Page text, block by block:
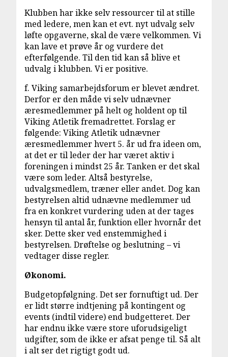
Klubben har ikke selv ressourcer til at stille
med ledere, men kan et evt. nyt udvalg selv
løfte opgaverne, skal de være velkommen. Vi
kan lave et prøve år og vurdere det
efterfølgende. Til den tid kan så blive et
udvalg i klubben. Vi er positive.
f. Viking samarbejdsforum er blevet ændret.
Derfor er den måde vi selv udnævner
æresmedlemmer på helt og holdent op til
Viking Atletik fremadrettet. Forslag er
følgende: Viking Atletik udnævner
æresmedlemmer hvert 5. år ud fra ideen om,
at det er til leder der har været aktiv i
foreningen i mindst 25 år. Tanken er det skal
være som leder. Altså bestyrelse,
udvalgsmedlem, træner eller andet. Dog kan
bestyrelsen altid udnævne medlemmer ud
fra en konkret vurdering uden at der tages
hensyn til antal år, funktion eller hvornår det
sker. Dette sker ved enstemmighed i
bestyrelsen. Drøftelse og beslutning – vi
vedtager disse regler.
Økonomi.
Budgetopfølgning. Det ser fornuftigt ud. Der
er lidt større indtjening på kontingent og
events (indtil videre) end budgetteret. Der
har endnu ikke være store uforudsigeligt
udgifter, som de ikke er afsat penge til. Så alt
i alt ser det rigtigt godt ud.